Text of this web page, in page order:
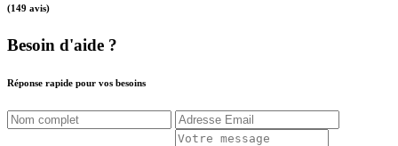
(149 avis)
Besoin d'aide ?
Réponse rapide pour vos besoins